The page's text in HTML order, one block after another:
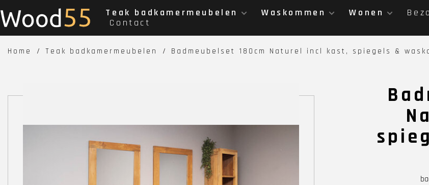
Teak badkamermeubelen Waskommen Wonen
Contact
Home Teak badkamermeubelen Badmeubelset 180cm Naturel incl kast, spiegels &